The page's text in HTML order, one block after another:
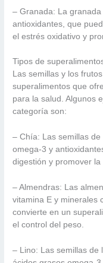
– Granada: La
antioxidantes, que
el estrés oxidativo y
Tipos de
Las semillas y los
superalimentos que
para la salud. Algunos
categoría son:
– Chía: Las semillas
omega-3 y
digestión y promover
– Almendras: Las
vitamina E y minerales
convierte en un
el control del peso.
– Lino: Las semillas de